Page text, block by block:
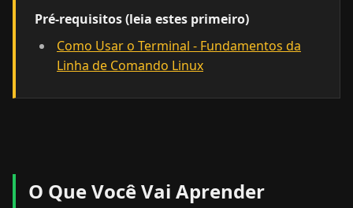
Pré-requisitos (leia estes primeiro)
Como Usar o Terminal - Fundamentos da
Linha de Comando Linux
O Que Você Vai Aprender